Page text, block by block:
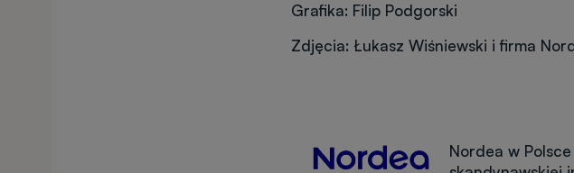
Grafika: Filip Podgorski
Zdjęcia: Łukasz Wiśniewski i firma
Obraz
Nordea w